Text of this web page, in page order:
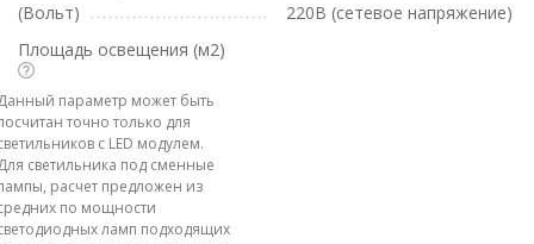
(Вольт)
220В (сетевое напряжение)
Площадь освещения (м2)
параметр может быть
точно только для
с LED модулем.
светильника под сменные
расчет предложен из
по мощности
ламп подходящих